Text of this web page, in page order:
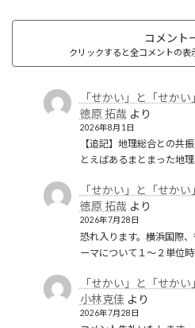
コメント
クリックすると全コメントの表
「せかい」と「せか
徳原 拓哉 より
2026年8月1日
【追記】地理総合との共
とえばあるまとまった地
「せかい」と「せか
徳原 拓哉 より
2026年7月28日
恐れ入ります。横浜国際
ーマについて１〜２単位時
「せかい」と「せか
小林克佳 より
2026年7月28日